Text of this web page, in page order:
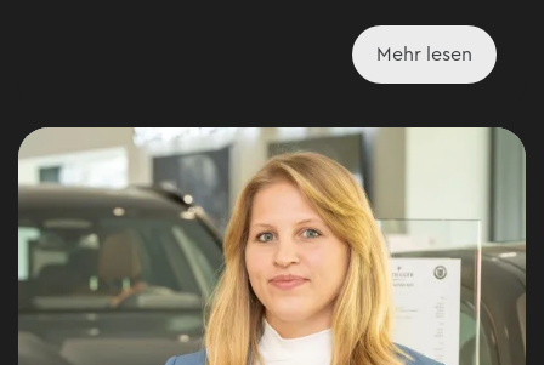
Mehr lesen